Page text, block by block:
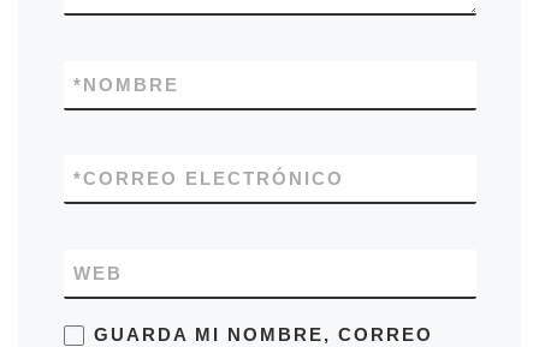
NOMBRE
*
CORREO ELECTRÓNICO
*
WEB
GUARDA MI NOMBRE, CORREO